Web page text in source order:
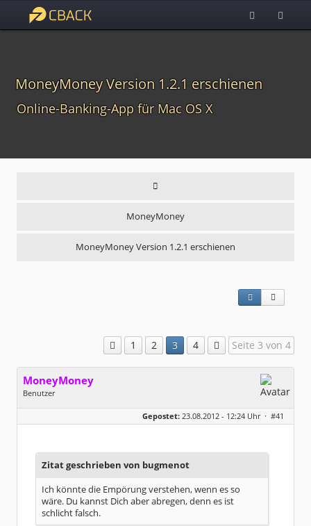
MoneyMoney Version 1.2.1 erschienen
Online-Banking-App für Mac OS X
MoneyMoney
MoneyMoney Version 1.2.1 erschienen
1 2 3 4 Seite 3 von 4
MoneyMoney
Benutzer
Geschlecht:
keine Angabe
moneymoney.app
Beiträge:
144
Gepostet: 23.08.2012 - 12:24 Uhr · #41
Zitat geschrieben von bugmenot
Ich könnte die Empörung verstehen, wenn es so
wäre. Du kannst Dich aber abregen, denn es ist
schlicht falsch.